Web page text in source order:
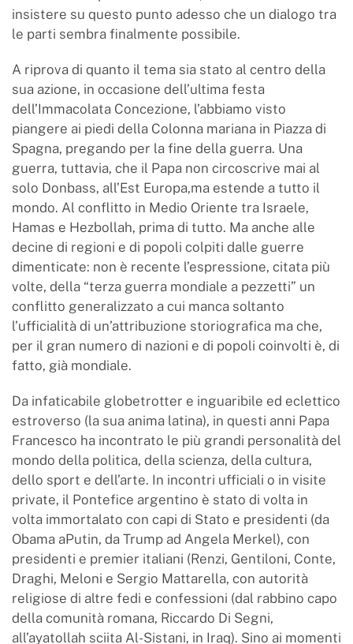
insistere su questo punto adesso che un dialogo tra
le parti sembra finalmente possibile.
A riprova di quanto il tema sia stato al centro della
sua azione, in occasione dell’ultima festa
dell’Immacolata Concezione, l’abbiamo visto
piangere ai piedi della Colonna mariana in Piazza di
Spagna, pregando per la fine della guerra. Una
guerra, tuttavia, che il Papa non circoscrive mai al
solo Donbass, all’Est Europa,ma estende a tutto il
mondo. Al conflitto in Medio Oriente tra Israele,
Hamas e Hezbollah, prima di tutto. Ma anche alle
decine di regioni e di popoli colpiti dalle guerre
dimenticate: non è recente l’espressione, citata più
volte, della “terza guerra mondiale a pezzetti” un
conflitto generalizzato a cui manca soltanto
l’ufficialità di un’attribuzione storiografica ma che,
per il gran numero di nazioni e di popoli coinvolti è, di
fatto, già mondiale.
Da infaticabile globetrotter e inguaribile ed eclettico
estroverso (la sua anima latina), in questi anni Papa
Francesco ha incontrato le più grandi personalità del
mondo della politica, della scienza, della cultura,
dello sport e dell’arte. In incontri ufficiali o in visite
private, il Pontefice argentino è stato di volta in
volta immortalato con capi di Stato e presidenti (da
Obama aPutin, da Trump ad Angela Merkel), con
presidenti e premier italiani (Renzi, Gentiloni, Conte,
Draghi, Meloni e Sergio Mattarella, con autorità
religiose di altre fedi e confessioni (dal rabbino capo
della comunità romana, Riccardo Di Segni,
all’ayatollah sciita Al-Sistani, in Iraq). Sino ai momenti